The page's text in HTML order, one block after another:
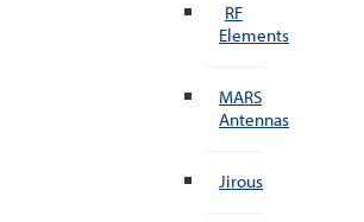
RF
Elements
MARS
Antennas
Jirous